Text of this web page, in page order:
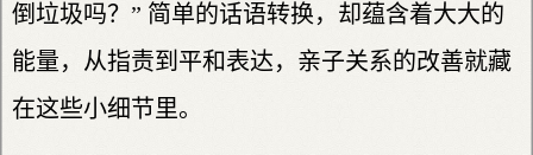
倒垃圾吗？” 简单的话语转换，却蕴含着大大的
能量，从指责到平和表达，亲子关系的改善就藏
在这些小细节里。